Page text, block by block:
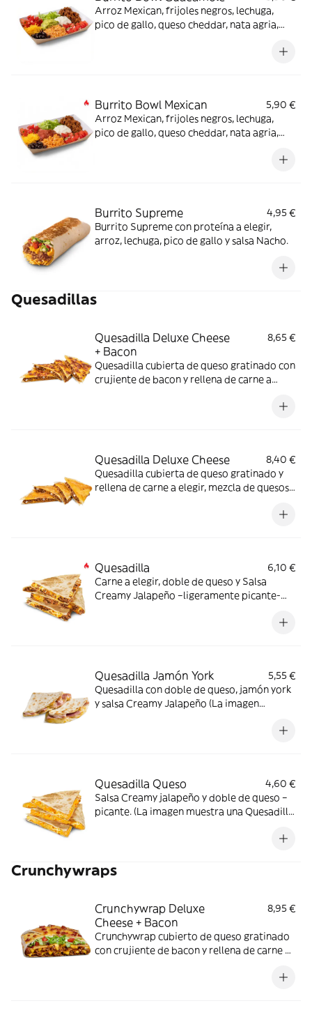
Arroz Mexican, frijoles negros, lechuga,
pico de gallo, queso cheddar, nata agria,
Burrito Bowl Mexican
5,90 €
Arroz Mexican, frijoles negros, lechuga,
pico de gallo, queso cheddar, nata agria,
Burrito Supreme
4,95 €
Burrito Supreme con proteína a elegir,
arroz, lechuga, pico de gallo y salsa Nacho.
Quesadillas
Quesadilla Deluxe Cheese
+ Bacon
8,65 €
Quesadilla cubierta de queso gratinado con
crujiente de bacon y rellena de carne a
Quesadilla Deluxe Cheese
8,40 €
Quesadilla cubierta de queso gratinado y
rellena de carne a elegir, mezcla de quesos
Quesadilla
6,10 €
Carne a elegir, doble de queso y Salsa
Creamy Jalapeño –ligeramente picante-
Quesadilla Jamón York
5,55 €
Quesadilla con doble de queso, jamón york
y salsa Creamy Jalapeño (La imagen
Quesadilla Queso
4,60 €
Salsa Creamy jalapeño y doble de queso –
picante. (La imagen muestra una Quesadilla
Crunchywraps
Crunchywrap Deluxe
Cheese + Bacon
8,95 €
Crunchywrap cubierto de queso gratinado
con crujiente de bacon y rellena de carne a